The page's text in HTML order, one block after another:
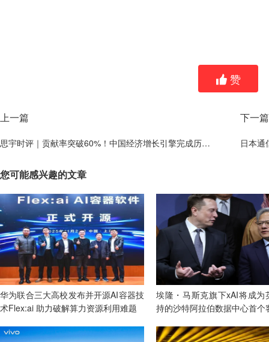
赞
上一篇
思宇时评｜贡献率突破60%！中国经济增长引擎完成历史性"换挡"
下一篇
日本通
您可能感兴趣的文章
华为联合三大高校发布并开源AI容器技
术Flex:ai 助力破解算力资源利用难题
埃隆・马斯克旗下xAI将成为
持的沙特阿拉伯数据中心首个